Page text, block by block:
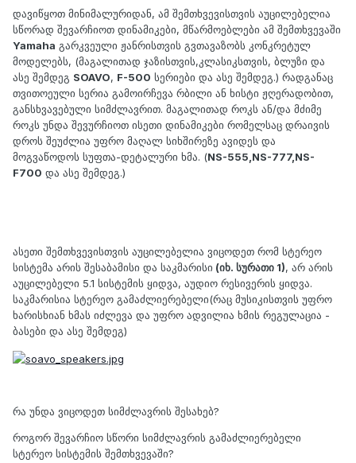
დავიწყოთ მინიმალურიდან, ამ შემთხვევისთვის აუცილებელია
სწორად შევარჩიოთ დინამიკები, მწარმოებლები ამ შემთხვევაში
Yamaha გარკვეული ჟანრისთვის გვთავაზობს კონკრეტულ
მოდელებს, (მაგალითად ჯაზისთვის,კლასიკსთვის, ბლუზი და
ასე შემდეგ SOAVO, F-500 სერიები და ასე შემდეგ.) რადგანაც
თვითოეული სერია გამოირჩევა რბილი ან ხისტი ჟღერადობით,
განსხვავებული სიმძლავრით. მაგალითად როკს ან/და მძიმე
როკს უნდა შევურჩიოთ ისეთი დინამიკები რომელსაც დრაივის
დროს შეუძლია უფრო მაღალ სიხშირეზე ავიდეს და
მოგვაწოდოს სუფთა-დეტალური ხმა. (NS-555,NS-777,NS-
F700 და ასე შემდეგ.)
ასეთი შემთხვევისთვის აუცილებელია ვიცოდეთ რომ სტერეო
სისტემა არის შესაბამისი და საკმარისი (იხ. სურათი 1), არ არის
აუცილებელი 5.1 სისტემის ყიდვა, აუდიო რესივერის ყიდვა.
საკმარისია სტერეო გამაძლიერებელი(რაც მუსიკისთვის უფრო
ხარისხიან ხმას იძლევა და უფრო ადვილია ხმის რეგულაცია -
ბასები და ასე შემდეგ)
რა უნდა ვიცოდეთ სიმძლავრის შესახებ?
როგორ შევარჩიო სწორი სიმძლავრის გამაძლიერებელი
სტერეო სისტემის შემთხვევაში?